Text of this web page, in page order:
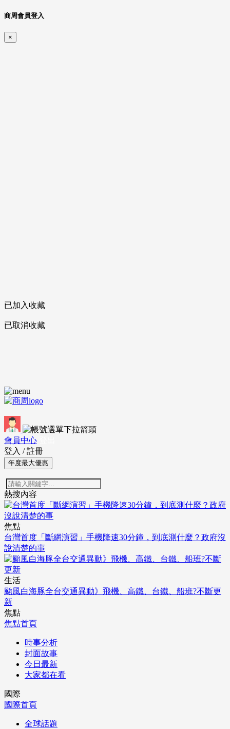
商周會員登入
×
已加入收藏
已取消收藏
會員中心
登入 / 註冊
年度最大優惠
熱搜內容
焦點
台灣首度「斷網演習」手機降速30分鐘，到底測什麼？政府沒
說清楚的事
生活
颱風白海豚全台交通異動》飛機、高鐵、台鐵、船班?不斷更
新
焦點
焦點首頁
時事分析
封面故事
今日最新
大家都在看
國際
國際首頁
全球話題